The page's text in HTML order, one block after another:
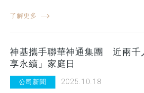
了解更多
神基攜手聯華神通集團 近兩千
享永續」家庭日
公司新聞 2025.10.18